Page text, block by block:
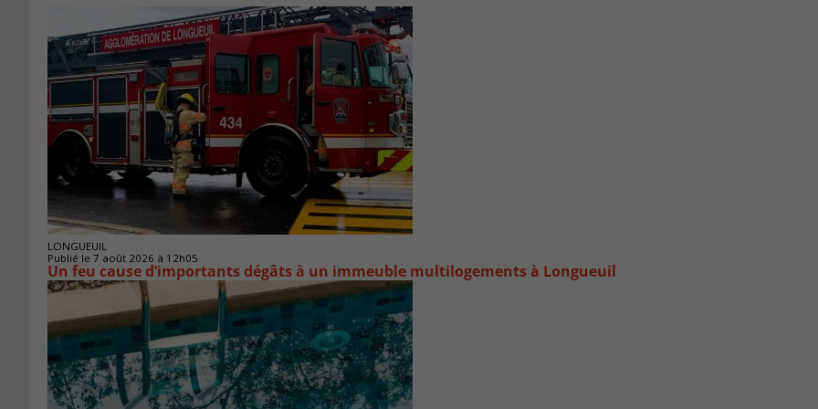
LONGUEUIL
Publié le 7 août 2026 à 12h05
Un feu cause d’importants dégâts à un immeuble multilogements à Longueuil